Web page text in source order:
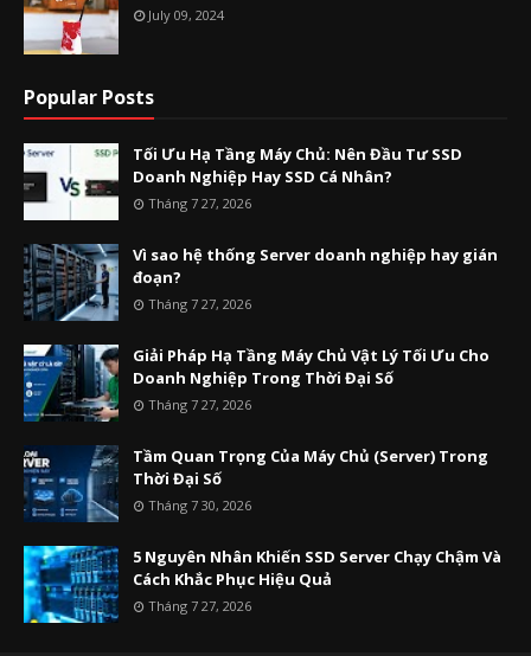
July 09, 2024
Popular Posts
Tối Ưu Hạ Tầng Máy Chủ: Nên Đầu Tư SSD
Doanh Nghiệp Hay SSD Cá Nhân?
Tháng 7 27, 2026
Vì sao hệ thống Server doanh nghiệp hay gián
đoạn?
Tháng 7 27, 2026
Giải Pháp Hạ Tầng Máy Chủ Vật Lý Tối Ưu Cho
Doanh Nghiệp Trong Thời Đại Số
Tháng 7 27, 2026
Tầm Quan Trọng Của Máy Chủ (Server) Trong
Thời Đại Số
Tháng 7 30, 2026
5 Nguyên Nhân Khiến SSD Server Chạy Chậm Và
Cách Khắc Phục Hiệu Quả
Tháng 7 27, 2026